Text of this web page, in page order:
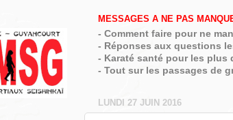
MESSAGES A NE PAS
- Comment faire pour ne
- Réponses aux questions
- Karaté santé pour les plus
- Tout sur les passages de
LUNDI 27 JUIN 2016